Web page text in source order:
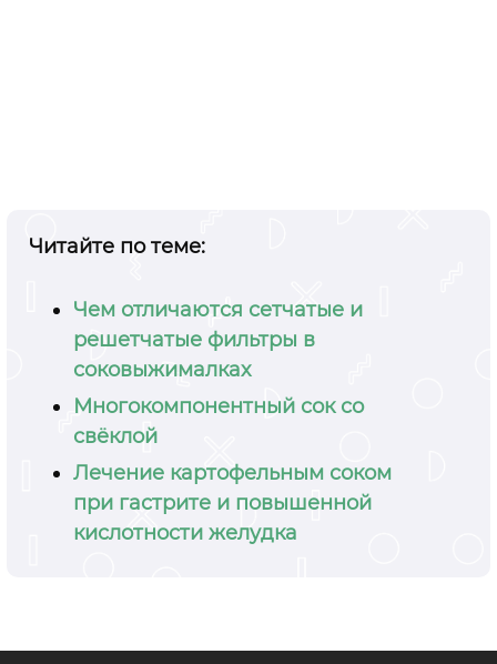
Читайте по теме:
Чем отличаются сетчатые и
решетчатые фильтры в
соковыжималках
Многокомпонентный сок со
свёклой
Лечение картофельным соком
при гастрите и повышенной
кислотности желудка